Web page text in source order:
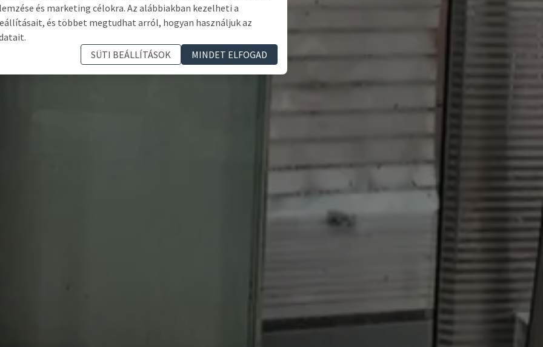
és marketing célokra. Az alábbiakban kezelheti a
és többet megtudhat arról, hogyan használjuk az
SÜTI BEÁLLÍTÁSOK
MINDET ELFOGAD